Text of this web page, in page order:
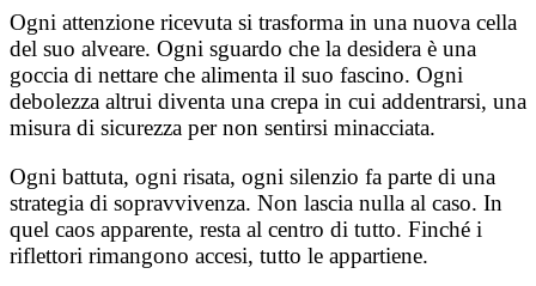
Ogni attenzione ricevuta si trasforma in una nuova cella
del suo alveare. Ogni sguardo che la desidera è una
goccia di nettare che alimenta il suo fascino. Ogni
debolezza altrui diventa una crepa in cui addentrarsi, una
misura di sicurezza per non sentirsi minacciata.
Ogni battuta, ogni risata, ogni silenzio fa parte di una
strategia di sopravvivenza. Non lascia nulla al caso. In
quel caos apparente, resta al centro di tutto. Finché i
riflettori rimangono accesi, tutto le appartiene.